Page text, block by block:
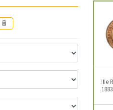
IIIe